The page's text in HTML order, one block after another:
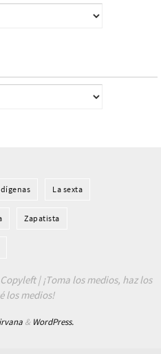
La sexta
Zapatista
| ¡Toma los medios, haz los
los medios!
& WordPress.